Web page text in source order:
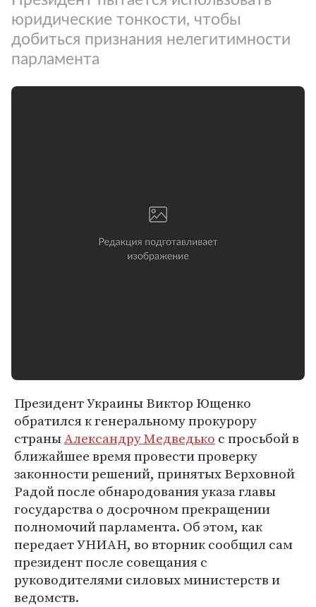
юридические тонкости, чтобы
добиться признания нелегитимности
парламента
Президент Украины Виктор Ющенко
обратился к генеральному прокурору
страныАлександру Медведько с просьбой в
ближайшее время провести проверку
законности решений, принятых Верховной
Радой после обнародования указа главы
государства о досрочном прекращении
полномочий парламента. Об этом, как
передает УНИАН, во вторник сообщил сам
президент после совещания с
руководителями силовых министерств и
ведомств.